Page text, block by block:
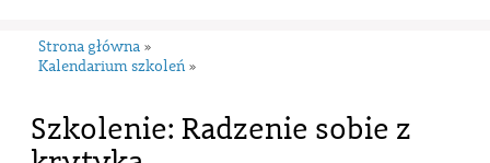
Strona główna »
Kalendarium szkoleń »
Szkolenie: Radzenie sobie z